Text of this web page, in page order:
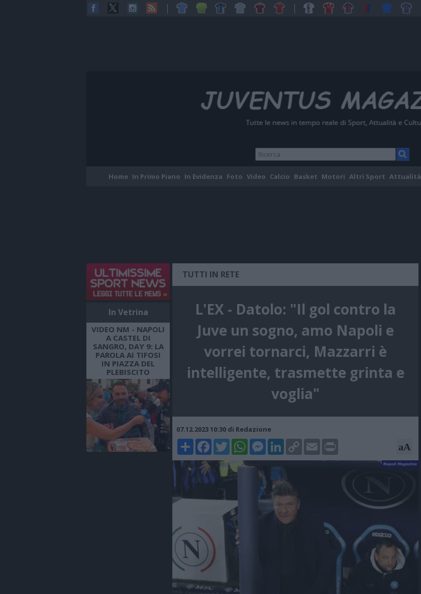
Home In Primo Piano In Evidenza Foto Video Calcio Basket Motori Altri Sport Attualità
In Vetrina
VIDEO NM - NAPOLI
A CASTEL DI
SANGRO, DAY 9: LA
PAROLA AI TIFOSI
IN PIAZZA DEL
PLEBISCITO
TUTTI IN RETE
L'EX - Datolo: "Il gol contro la
Juve un sogno, amo Napoli e
vorrei tornarci, Mazzarri è
intelligente, trasmette grinta e
voglia"
07.12.2023 10:30 di Redazione
ShareFacebookTwitterWhatsAppMessenger
LinkedIn
Copy
Link
Email Print aA